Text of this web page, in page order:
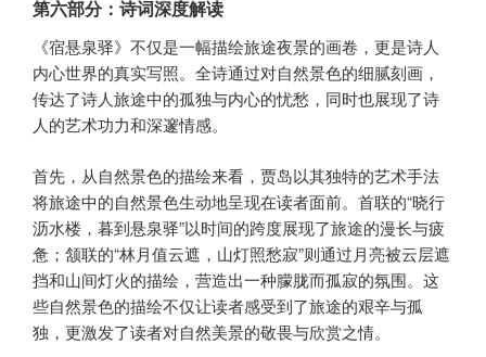
第六部分：诗词深度解读
《宿悬泉驿》不仅是一幅描绘旅途夜景的画卷，更是诗人
内心世界的真实写照。全诗通过对自然景色的细腻刻画，
传达了诗人旅途中的孤独与内心的忧愁，同时也展现了诗
人的艺术功力和深邃情感。
首先，从自然景色的描绘来看，贾岛以其独特的艺术手法
将旅途中的自然景色生动地呈现在读者面前。首联的“晓行
沥水楼，暮到悬泉驿”以时间的跨度展现了旅途的漫长与疲
惫；颔联的“林月值云遮，山灯照愁寂”则通过月亮被云层遮
挡和山间灯火的描绘，营造出一种朦胧而孤寂的氛围。这
些自然景色的描绘不仅让读者感受到了旅途的艰辛与孤
独，更激发了读者对自然美景的敬畏与欣赏之情。